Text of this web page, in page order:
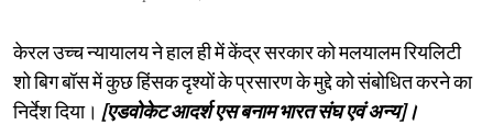
केरल उच्च न्यायालय ने हाल ही में केंद्र सरकार को मलयालम रियलिटी
शो बिग बॉस में कुछ हिंसक दृश्यों के प्रसारण के मुद्दे को संबोधित करने का
निर्देश दिया। [एडवोकेट आदर्श एस बनाम भारत संघ एवं अन्य]।